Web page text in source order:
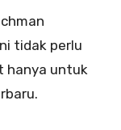
tidak perlu
hanya untuk